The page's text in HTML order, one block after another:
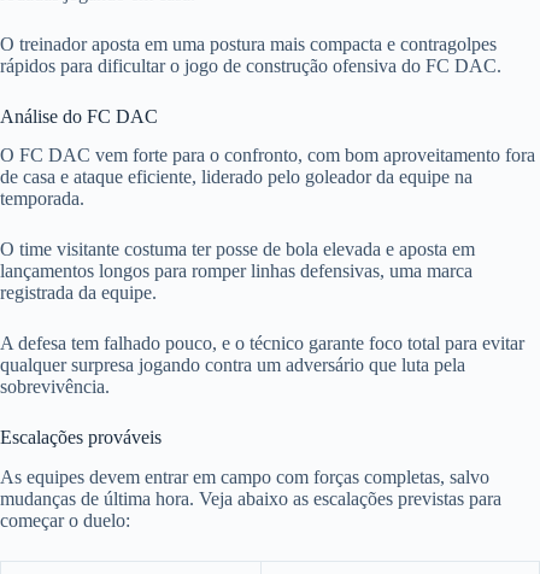
O treinador aposta em uma postura mais compacta e contragolpes
rápidos para dificultar o jogo de construção ofensiva do FC DAC.
Análise do FC DAC
O FC DAC vem forte para o confronto, com bom aproveitamento fora
de casa e ataque eficiente, liderado pelo goleador da equipe na
temporada.
O time visitante costuma ter posse de bola elevada e aposta em
lançamentos longos para romper linhas defensivas, uma marca
registrada da equipe.
A defesa tem falhado pouco, e o técnico garante foco total para evitar
qualquer surpresa jogando contra um adversário que luta pela
sobrevivência.
Escalações prováveis
As equipes devem entrar em campo com forças completas, salvo
mudanças de última hora. Veja abaixo as escalações previstas para
começar o duelo: